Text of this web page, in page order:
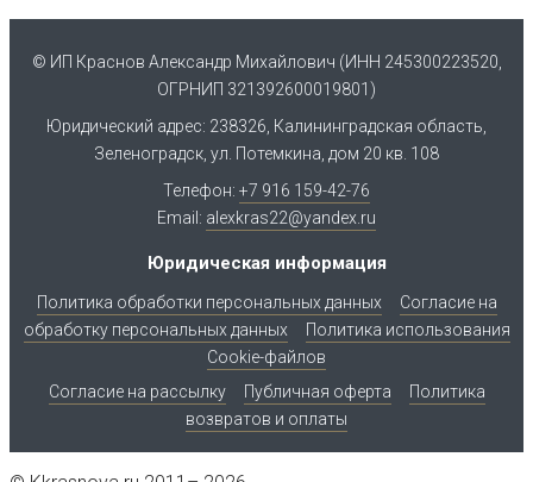
© ИП Краснов Александр Михайлович (ИНН 245300223520,
ОГРНИП 321392600019801)
Юридический адрес: 238326, Калининградская область,
Зеленоградск, ул. Потемкина, дом 20 кв. 108
Телефон: +7 916 159-42-76
Email: alexkras22@yandex.ru
Юридическая информация
Политика обработки персональных данных
Согласие на
обработку персональных данных
Политика использования
Cookie-файлов
Согласие на рассылку
Публичная оферта
Политика
возвратов и оплаты